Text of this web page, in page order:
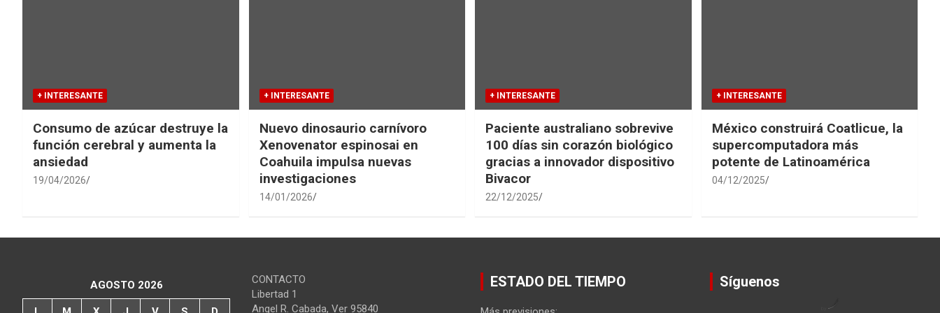
+ INTERESANTE
Consumo de azúcar destruye la
función cerebral y aumenta la
ansiedad
19/04/2026
+ INTERESANTE
Nuevo dinosaurio carnívoro
Xenovenator espinosai en
Coahuila impulsa nuevas
investigaciones
14/01/2026
+ INTERESANTE
Paciente australiano sobrevive
100 días sin corazón biológico
gracias a innovador dispositivo
Bivacor
22/12/2025
+ INTERESANTE
México construirá Coatlicue, la
supercomputadora más
potente de Latinoamérica
04/12/2025
AGOSTO 2026
CONTACTO
Libertad 1
Angel R. Cabada, Ver 95840
ESTADO DEL TIEMPO Síguenos